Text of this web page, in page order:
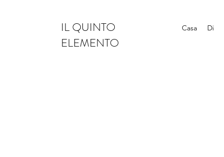
IL QUINTO
ELEMENTO
Casa Di